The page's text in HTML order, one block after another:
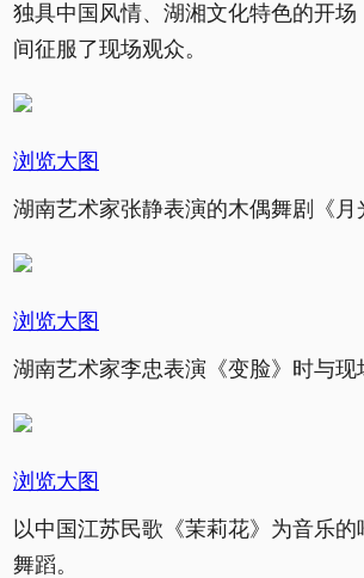
独具中国风情、湖湘文化特色的开场
间征服了现场观众。
浏览大图
湖南艺术家张静表演的木偶舞剧《月
浏览大图
湖南艺术家李忠表演《变脸》时与现
浏览大图
以中国江苏民歌《茉莉花》为音乐
舞蹈。